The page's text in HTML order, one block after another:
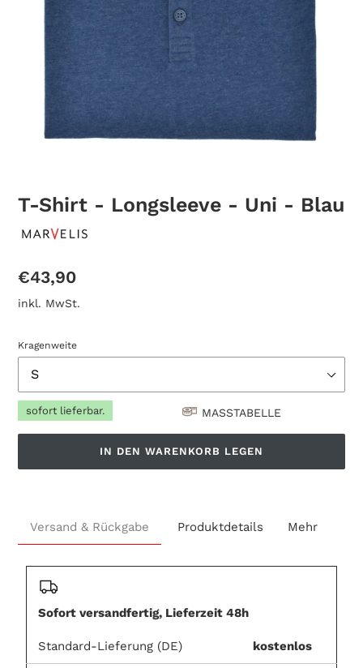
T-Shirt - Longsleeve - Uni - Blau
Normaler
Preis
€43,90
inkl. MwSt.
Kragenweite
sofort lieferbar. MASSTABELLE
IN DEN WARENKORB LEGEN
wird
Versand & Rückgabe Produktdetails Mehr
Sofort versandfertig, Lieferzeit 48h
Standard-Lieferung (DE) kostenlos